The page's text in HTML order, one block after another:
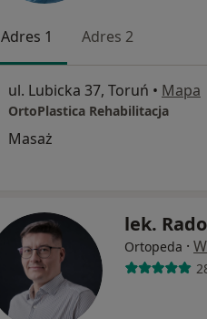
Adres 1 Adres 2
ul. Lubicka 37, Toruń • Mapa
OrtoPlastica Rehabilitacja
Masaż
lek.
Ortopeda ·